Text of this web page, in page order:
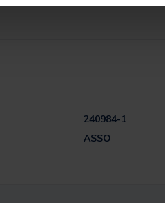
240984-1
ASSO